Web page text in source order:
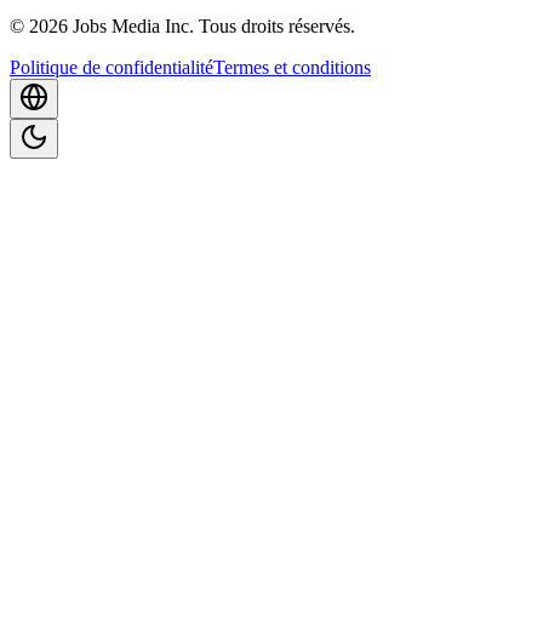
© 2026 Jobs Media Inc. Tous droits réservés.
Politique de confidentialitéTermes et conditions